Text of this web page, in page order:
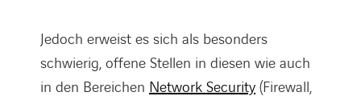
Jedoch erweist es sich als besonders
schwierig, offene Stellen in diesen wie auch
in den Bereichen Network Security (Firewall,